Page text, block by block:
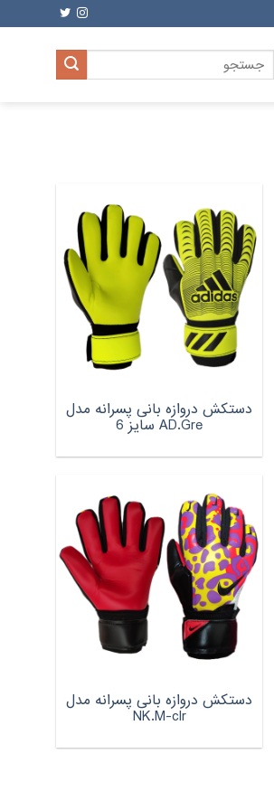
جستجو
برای:
دستکش دروازه بانی پسرانه مدل
AD.Gre سایز 6
دستکش دروازه بانی پسرانه مدل
NK.M-clr